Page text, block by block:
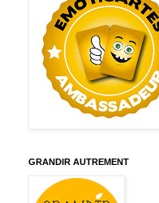
GRANDIR AUTREMENT